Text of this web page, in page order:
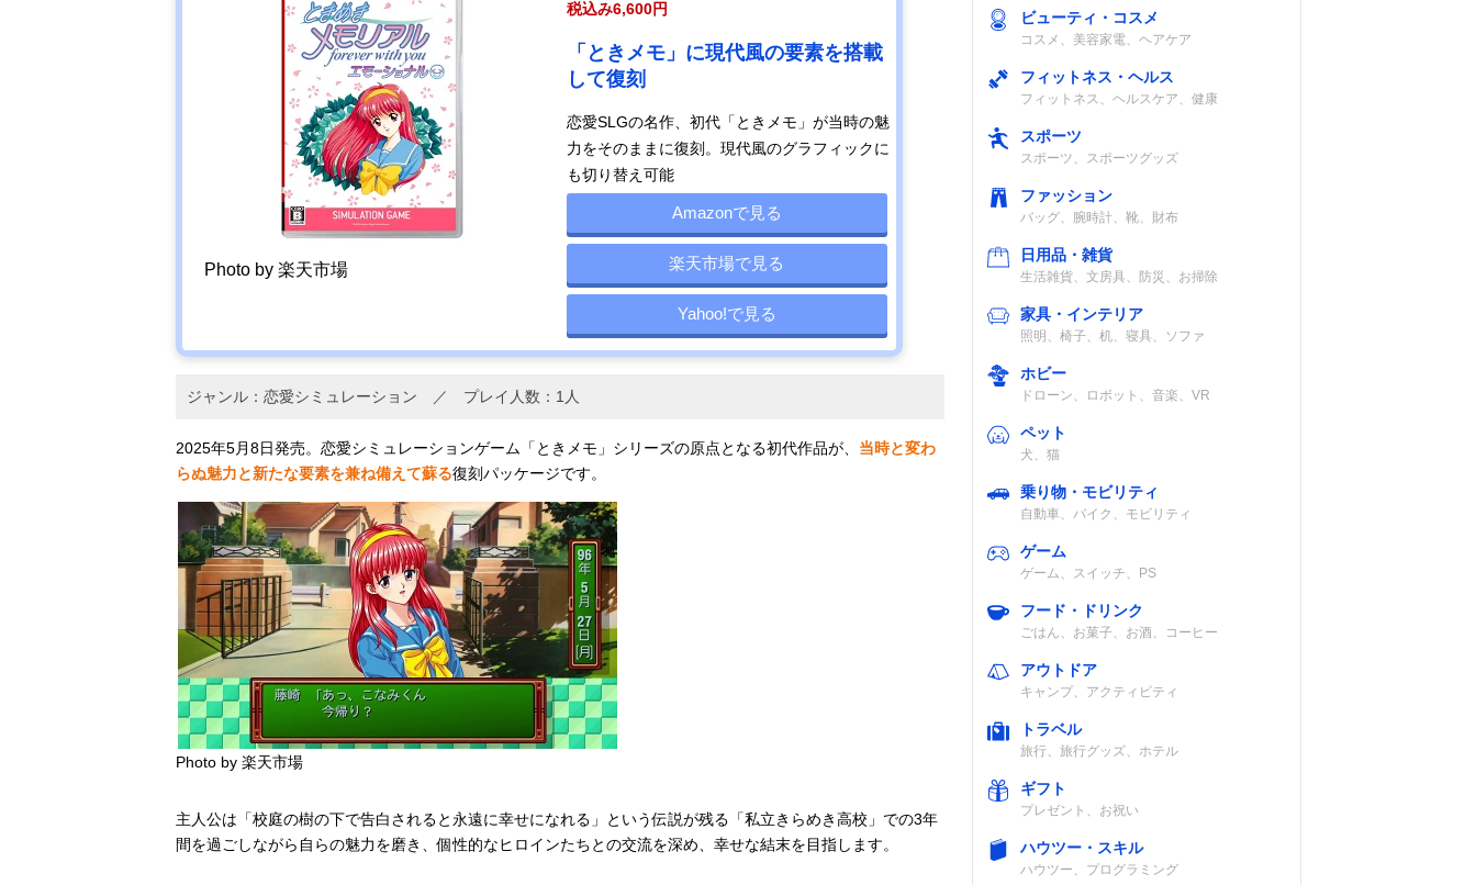
Photo by 楽天市場
税込み6,600円
「ときメモ」に現代風の要素を搭載
して復刻
恋愛SLGの名作、初代「ときメモ」が当時の魅
力をそのままに復刻。現代風のグラフィックに
も切り替え可能
Amazonで見る
楽天市場で見る
Yahoo!で見る
ジャンル：恋愛シミュレーション ／ プレイ人数：1人
2025年5月8日発売。恋愛シミュレーションゲーム「ときメモ」シリーズの原点となる初代作品が、 当時と変わ
らぬ魅力と新たな要素を兼ね備えて蘇る復刻パッケージです。
Photo by 楽天市場
主人公は「校庭の樹の下で告白されると永遠に幸せになれる」という伝説が残る「私立きらめき高校」での3年
間を過ごしながら自らの魅力を磨き、個性的なヒロインたちとの交流を深め、幸せな結末を目指します。
ビューティ・コスメ
コスメ、美容家電、ヘアケア
フィットネス・ヘルス
フィットネス、ヘルスケア、健康
スポーツ
スポーツ、スポーツグッズ
ファッション
バッグ、腕時計、靴、財布
日用品・雑貨
生活雑貨、文房具、防災、お掃除
家具・インテリア
照明、椅子、机、寝具、ソファ
ホビー
ドローン、ロボット、音楽、VR
ペット
犬、猫
乗り物・モビリティ
自動車、バイク、モビリティ
ゲーム
ゲーム、スイッチ、PS
フード・ドリンク
ごはん、お菓子、お酒、コーヒー
アウトドア
キャンプ、アクティビティ
トラベル
旅行、旅行グッズ、ホテル
ギフト
プレゼント、お祝い
ハウツー・スキル
ハウツー、プログラミング